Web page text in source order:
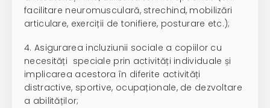
facilitare neuromusculară, strechind, mobilizări
articulare, exerciții de tonifiere, posturare etc.);
4. Asigurarea incluziunii sociale a copiilor cu
necesități speciale prin activități individuale și
implicarea acestora în diferite activități
distractive, sportive, ocupaționale, de dezvoltare
a abilităților;